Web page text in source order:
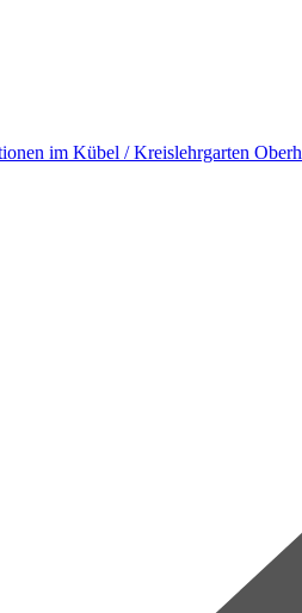
im Kübel /​ Kreislehrgarten